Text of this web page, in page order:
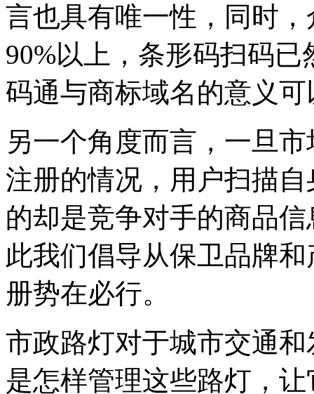
言也具有唯一性，同时
90%以上，条形码扫码
码通与商标域名的意义
另一个角度而言，一旦
注册的情况，用户扫描
的却是竞争对手的商品
此我们倡导从保卫品牌
册势在必行。
市政路灯对于城市交通
是怎样管理这些路灯，